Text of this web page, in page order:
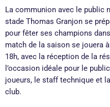
La communion avec le public
stade Thomas Granjon se
pour fêter ses champions
match de la saison se jouera
18h, avec la réception de la
l’occasion idéale pour le
joueurs, le staff technique et
club.